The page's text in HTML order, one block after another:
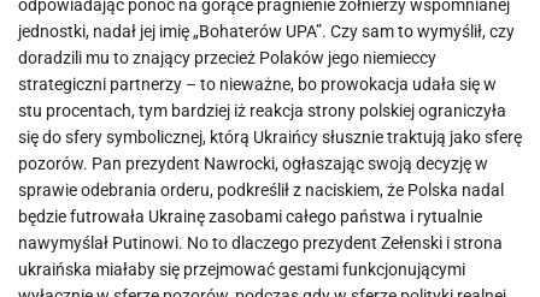
odpowiadając ponoć na gorące pragnienie żołnierzy wspomnianej
jednostki, nadał jej imię „Bohaterów UPA”. Czy sam to wymyślił, czy
doradzili mu to znający przecież Polaków jego niemieccy
strategiczni partnerzy – to nieważne, bo prowokacja udała się w
stu procentach, tym bardziej iż reakcja strony polskiej ograniczyła
się do sfery symbolicznej, którą Ukraińcy słusznie traktują jako sferę
pozorów. Pan prezydent Nawrocki, ogłaszając swoją decyzję w
sprawie odebrania orderu, podkreślił z naciskiem, że Polska nadal
będzie futrowała Ukrainę zasobami całego państwa i rytualnie
nawymyślał Putinowi. No to dlaczego prezydent Zełenski i strona
ukraińska miałaby się przejmować gestami funkcjonującymi